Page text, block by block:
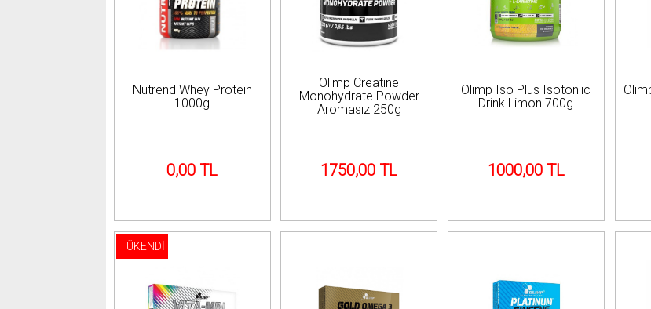
Nutrend Whey Protein
1000g
0,00 TL
Olimp Creatine
Monohydrate Powder
Aromasız 250g
1750,00 TL
Olimp Iso Plus Isotoniic
Drink Limon 700g
1000,00 TL
TÜKENDİ